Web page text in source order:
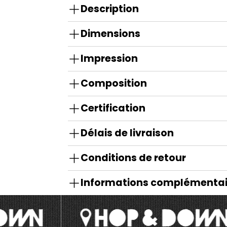
Description
Dimensions
Impression
Composition
Certification
Délais de livraison
Conditions de retour
Informations